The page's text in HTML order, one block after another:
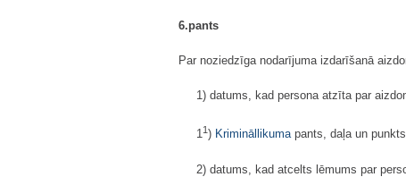
6.pants
Par noziedzīga nodarījuma izdarīšanā
1) datums, kad persona atzīta par
11) Krimināllikumapants, daļa un
2) datums, kad atcelts lēmums par